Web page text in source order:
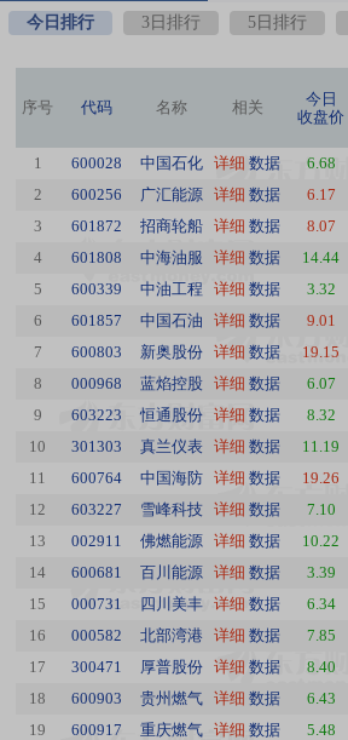
今日排行 3日排行 5日排行
序号 代码 名称 相关
今日
收盘价
1 600028 中国石化 详细 数据
6.68
2
600256 广汇能源 详细 数据
6.17
3
601872 招商轮船 详细 数据
8.07
4
601808 中海油服 详细 数据
14.44
5
600339 中油工程 详细 数据
3.32
6
601857 中国石油 详细 数据
9.01
7
600803 新奥股份 详细 数据
19.15
8
000968 蓝焰控股 详细 数据
6.07
9
603223 恒通股份 详细 数据
8.32
10
301303 真兰仪表 详细 数据
11.19
11
600764 中国海防 详细 数据
19.26
12
603227 雪峰科技 详细 数据
7.10
13
002911 佛燃能源 详细 数据
10.22
14
600681 百川能源 详细 数据
3.39
15
000731 四川美丰 详细 数据
6.34
16
000582 北部湾港 详细 数据
7.85
17
300471 厚普股份 详细 数据
8.40
18
600903 贵州燃气 详细 数据
6.43
19
600917 重庆燃气 详细 数据
5.48